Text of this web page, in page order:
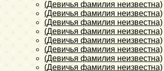
(Девичья фамилия неизвестна)
(Девичья фамилия неизвестна)
(Девичья фамилия неизвестна)
(Девичья фамилия неизвестна)
(Девичья фамилия неизвестна)
(Девичья фамилия неизвестна)
(Девичья фамилия неизвестна)
(Девичья фамилия неизвестна)